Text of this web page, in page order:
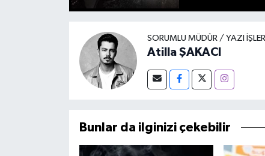
SORUMLU MÜDÜR / YAZI
Atilla ŞAKACI
Bunlar da ilginizi çekebilir